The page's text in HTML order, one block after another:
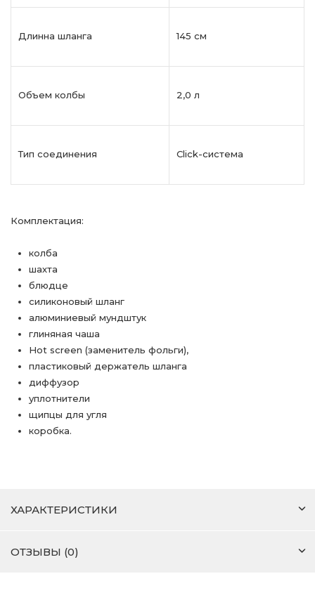
Длинна шланга 145 см
Объем колбы 2,0 л
Тип соединения Click-система
Комплектация:
колба
шахта
блюдце
силиконовый шланг
алюминиевый мундштук
глиняная чаша
Hot screen (заменитель фольги),
пластиковый держатель шланга
диффузор
уплотнители
щипцы для угля
коробка.
ХАРАКТЕРИСТИКИ
ОТЗЫВЫ (0)